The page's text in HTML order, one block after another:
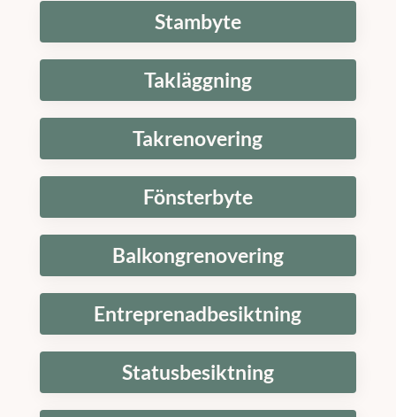
Stambyte
Takläggning
Takrenovering
Fönsterbyte
Balkongrenovering
Entreprenadbesiktning
Statusbesiktning